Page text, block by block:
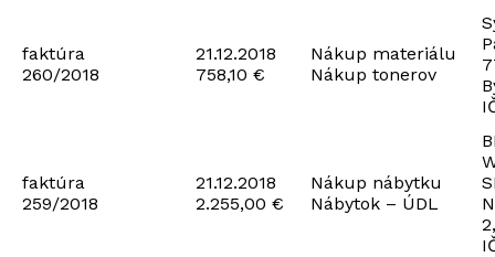
faktúra
260/2018
21.12.2018
758,10 €
Nákup materiálu
Nákup tonerov
faktúra
259/2018
21.12.2018
2.255,00 €
Nákup nábytku
Nábytok – ÚDL